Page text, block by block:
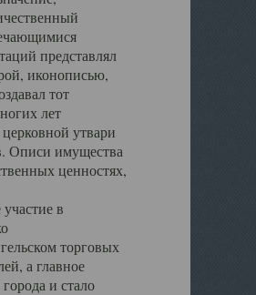
представлял
иконописью,
тот
лет
утвари
Описи имущества
ценностях,
в
торговых
а главное
и стало